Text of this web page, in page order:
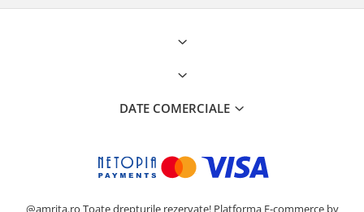
DATE COMERCIALE
@amrita.ro Toate drepturile rezervate! Platforma E-commerce by